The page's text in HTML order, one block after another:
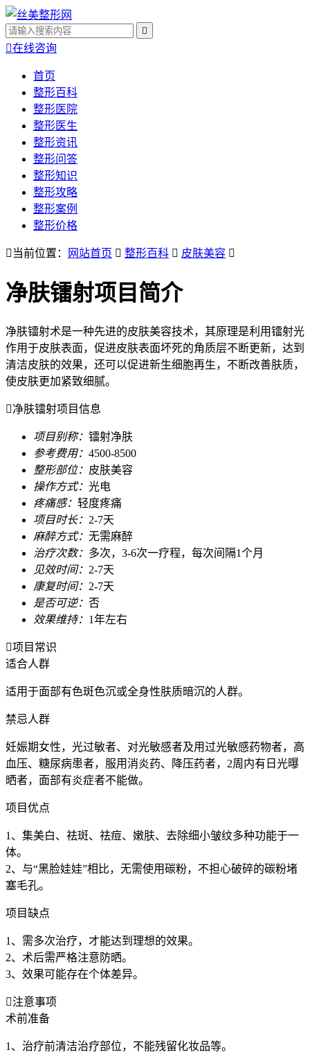

在线咨询
首页
整形百科
整形医院
整形医生
整形资讯
整形问答
整形知识
整形攻略
整形案例
整形价格
 当前位置： 网站首页  整形百科  皮肤美容 
净肤镭射项目简介
净肤镭射术是一种先进的皮肤美容技术，其原理是利用镭射光
作用于皮肤表面，促进皮肤表面坏死的角质层不断更新，达到
清洁皮肤的效果，还可以促进新生细胞再生，不断改善肤质，
使皮肤更加紧致细腻。
净肤镭射项目信息
项目别称： 镭射净肤
参考费用： 4500-8500
整形部位： 皮肤美容
操作方式： 光电
疼痛感： 轻度疼痛
项目时长： 2-7天
麻醉方式： 无需麻醉
治疗次数： 多次，3-6次一疗程，每次间隔1个月
见效时间： 2-7天
康复时间： 2-7天
是否可逆： 否
效果维持： 1年左右
项目常识
适合人群
适用于面部有色斑色沉或全身性肤质暗沉的人群。
禁忌人群
妊娠期女性，光过敏者、对光敏感者及用过光敏感药物者，高
血压、糖尿病患者，服用消炎药、降压药者，2周内有日光曝
晒者，面部有炎症者不能做。
项目优点
1、集美白、祛斑、祛痘、嫩肤、去除细小皱纹多种功能于一
体。
2、与“黑脸娃娃”相比，无需使用碳粉，不担心破碎的碳粉堵
塞毛孔。
项目缺点
1、需多次治疗，才能达到理想的效果。
2、术后需严格注意防晒。
3、效果可能存在个体差异。
注意事项
术前准备
1、治疗前清洁治疗部位，不能残留化妆品等。